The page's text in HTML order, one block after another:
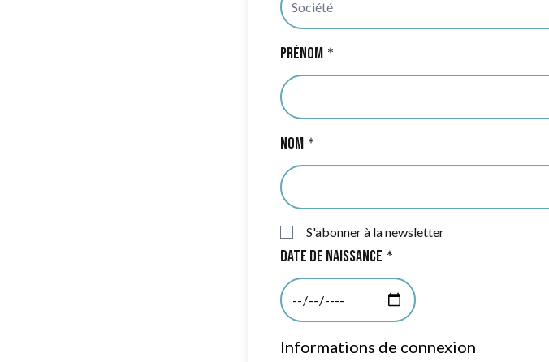
Prénom
Nom
S'abonner à la newsletter
Date de naissance
Informations de connexion